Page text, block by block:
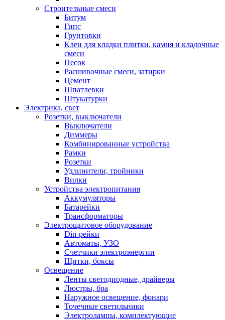
Строительные смеси
Битум
Гипс
Грунтовки
Клеи для кладки плитки, камня и кладочные
смеси
Песок
Расшивочные смеси, затирки
Цемент
Шпатлевки
Штукатурки
Электрика, свет
Розетки, выключатели
Выключатели
Диммеры
Комбинированные устройства
Рамки
Розетки
Удлинители, тройники
Вилки
Устройства электропитания
Аккумуляторы
Батарейки
Трансформаторы
Электрощитовое оборудование
Din-рейки
Автоматы, УЗО
Счетчики электроэнергии
Щитки, боксы
Освещение
Ленты светодиодные, драйверы
Люстры, бра
Наружное освещение, фонари
Точечные светильники
Электролампы, комплектующие